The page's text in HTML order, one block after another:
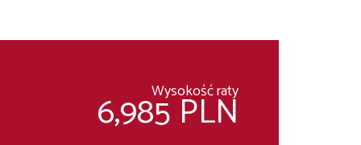
Wysokość raty
6,985 PLN